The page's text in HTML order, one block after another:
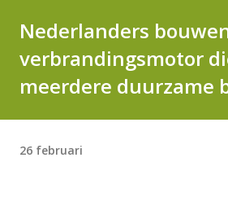
Nederlanders
verbrandingsmotor
meerdere duurzame
26 februari